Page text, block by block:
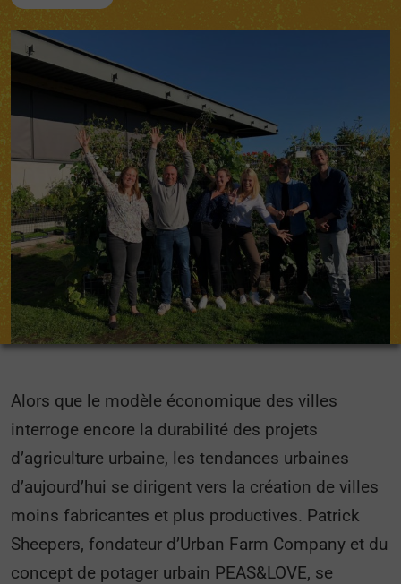
Alors que le modèle économique des villes
interroge encore la durabilité des projets
d’agriculture urbaine, les tendances urbaines
d’aujourd’hui se dirigent vers la création de villes
moins fabricantes et plus productives. Patrick
Sheepers, fondateur d’Urban Farm Company et du
concept de potager urbain PEAS&LOVE, se